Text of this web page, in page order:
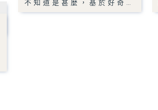
不知道是甚麼，基於好奇…